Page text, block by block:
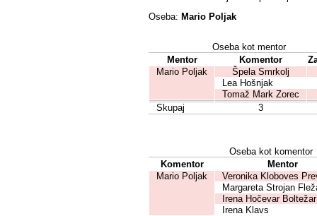
Oseba: Mario Poljak
Oseba kot mentor
Mentor
Komentor
Mario Poljak
Špela Smrkolj
Lea Hošnjak
Tomaž Mark Zorec
Skupaj
3
Oseba kot komentor
Komentor
Mentor
Mario Poljak
Veronika Kloboves
Margareta Strojan
Irena Hočevar Boltežar
Irena Klavs